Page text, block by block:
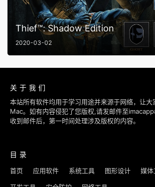
Thief™: Shadow Edition
2020-03-02
关于我们
本站所有软件均用于学习用途并来源于网络，让大
Mac。如有内容侵犯了您版权,请发邮件至
收到邮件后，第一时间处理涉及版权的内容。
目录
首页 应用软件 系统工具 图形设计 媒体